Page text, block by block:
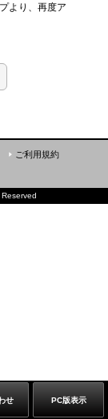
より、再度ア
せ PC版表示
ご利用規約